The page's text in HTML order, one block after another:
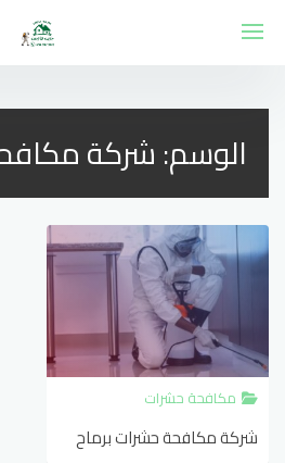
الوسم:شركة
مكافحة حشرات
شركة مكافحة حشرات برماح